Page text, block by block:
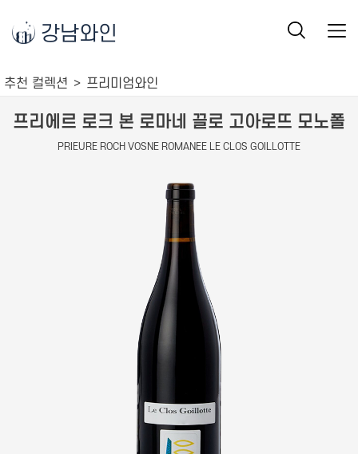
강남와인
추천 컬렉션 프리미엄와인
프리에르 로크 본 로마네 끌로 고아로뜨 모노폴
PRIEURE ROCH VOSNE ROMANEE LE CLOS GOILLOTTE